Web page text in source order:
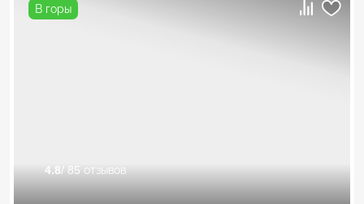
В горы
4.8/ 85 отзывов